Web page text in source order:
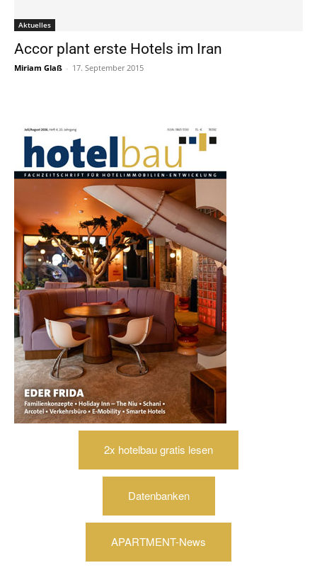
Aktuelles
Accor plant erste Hotels im Iran
Miriam Glaß - 17. September 2015
2x hotelbau gratis lesen
Datenbanken
APARTMENT-News